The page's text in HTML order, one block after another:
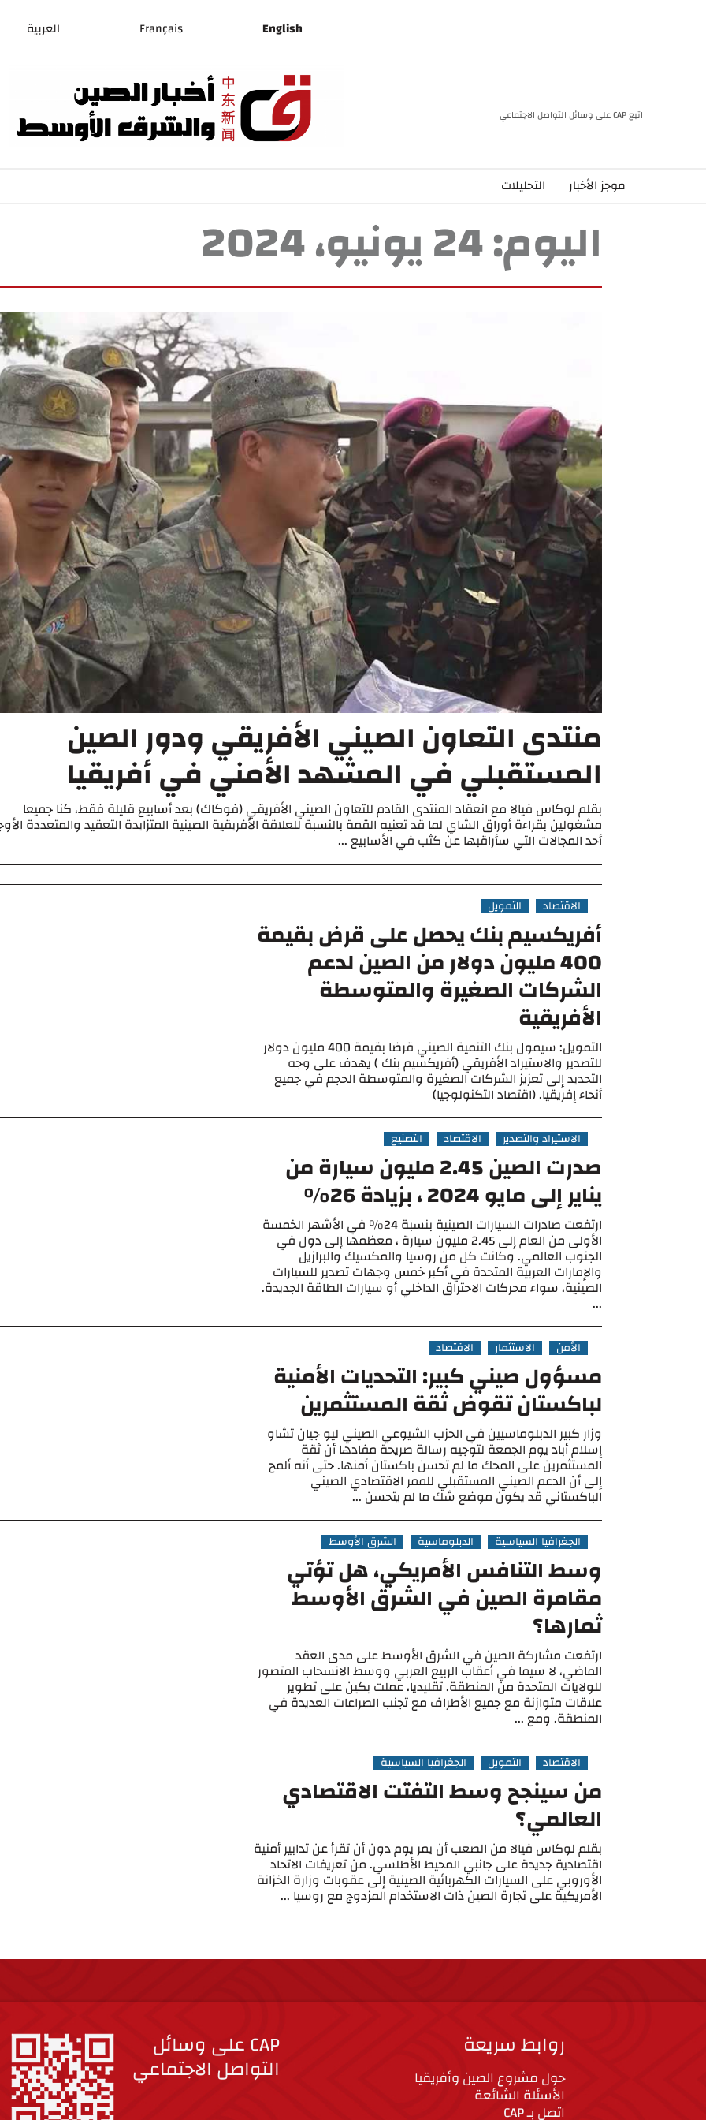
English
Français العربية
اتبع CAP على وسائل التواصل الاجتماعي
موجز الأخبار التحليلات
اليوم:24 يونيو، 2024
منتدى التعاون الصيني الأفريقي ودور الصين
المستقبلي في المشهد الأمني في أفريقيا
بقلم لوكاس فيالا مع انعقاد المنتدى القادم للتعاون الصيني الأفريقي (فوكاك) بعد أسابيع قليلة فقط، كنا جميعا
مشغولين بقراءة أوراق الشاي لما قد تعنيه القمة بالنسبة للعلاقة الأفريقية الصينية المتزايدة التعقيد والمتعددة
أحد المجالات التي سأراقبها عن كثب في الأسابيع ...
الاقتصاد التمويل
أفريكسيم بنك يحصل على قرض بقيمة
400 مليون دولار من الصين لدعم
الشركات الصغيرة والمتوسطة
الأفريقية
التمويل: سيمول بنك التنمية الصيني قرضا بقيمة 400 مليون دولار
للتصدير والاستيراد الأفريقي (أفريكسيم بنك ) يهدف على وجه
التحديد إلى تعزيز الشركات الصغيرة والمتوسطة الحجم في جميع
أنحاء إفريقيا. (اقتصاد التكنولوجيا)
الاستيراد والتصدير الاقتصاد التصنيع
صدرت الصين 2.45 مليون سيارة من
يناير إلى مايو 2024 ، بزيادة 26٪
ارتفعت صادرات السيارات الصينية بنسبة 24٪ في الأشهر الخمسة
الأولى من العام إلى 2.45 مليون سيارة ، معظمها إلى دول في
الجنوب العالمي. وكانت كل من روسيا والمكسيك والبرازيل
والإمارات العربية المتحدة في أكبر خمس وجهات تصدير للسيارات
الصينية، سواء محركات الاحتراق الداخلي أو سيارات الطاقة الجديدة.
...
الأمن الاستثمار الاقتصاد
مسؤول صيني كبير: التحديات الأمنية
لباكستان تقوض ثقة المستثمرين
وزار كبير الدبلوماسيين في الحزب الشيوعي الصيني ليو جيان تشاو
إسلام أباد يوم الجمعة لتوجيه رسالة صريحة مفادها أن ثقة
المستثمرين على المحك ما لم تحسن باكستان أمنها. حتى أنه ألمح
إلى أن الدعم الصيني المستقبلي للممر الاقتصادي الصيني
الباكستاني قد يكون موضع شك ما لم يتحسن ...
الجغرافيا السياسية الدبلوماسية الشرق الأوسط
وسط التنافس الأمريكي، هل تؤتي
مقامرة الصين في الشرق الأوسط
ثمارها؟
ارتفعت مشاركة الصين في الشرق الأوسط على مدى العقد
الماضي، لا سيما في أعقاب الربيع العربي ووسط الانسحاب المتصور
للولايات المتحدة من المنطقة. تقليديا، عملت بكين على تطوير
علاقات متوازنة مع جميع الأطراف مع تجنب الصراعات العديدة في
المنطقة. ومع ...
الاقتصاد التمويل الجغرافيا السياسية
من سينجح وسط التفتت الاقتصادي
العالمي؟
بقلم لوكاس فيالا من الصعب أن يمر يوم دون أن تقرأ عن تدابير أمنية
اقتصادية جديدة على جانبي المحيط الأطلسي. من تعريفات الاتحاد
الأوروبي على السيارات الكهربائية الصينية إلى عقوبات وزارة الخزانة
الأمريكية على تجارة الصين ذات الاستخدام المزدوج مع روسيا ...
روابط سريعة
حول مشروع الصين وأفريقيا
الأسئلة الشائعة
اتصل بـ CAP
CAP على وسائل
التواصل الاجتماعي